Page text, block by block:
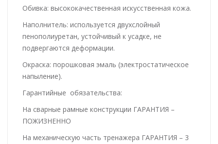
Обивка: высококачественная искусственная кожа.
Наполнитель: используется двухслойный
пенополиуретан, устойчивый к усадке, не
подвергаются деформации.
Окраска: порошковая эмаль (электростатическое
напыление).
Гарантийные обязательства:
На сварные рамные конструкции ГАРАНТИЯ –
ПОЖИЗНЕННО
На механическую часть тренажера ГАРАНТИЯ – 3